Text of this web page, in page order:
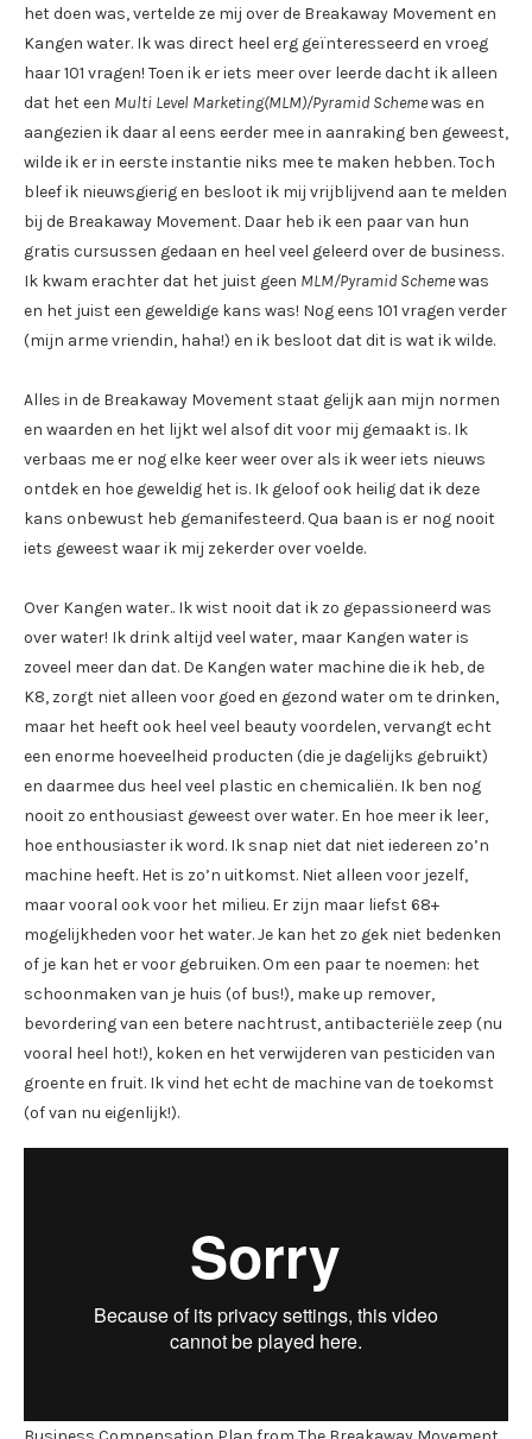
het doen was, vertelde ze mij over de Breakaway Movement en
Kangen water. Ik was direct heel erg geïnteresseerd en vroeg
haar 101 vragen! Toen ik er iets meer over leerde dacht ik alleen
dat het een Multi Level Marketing(MLM)/Pyramid Schemewas en
aangezien ik daar al eens eerder mee in aanraking ben geweest,
wilde ik er in eerste instantie niks mee te maken hebben. Toch
bleef ik nieuwsgierig en besloot ik mij vrijblijvend aan te melden
bij de Breakaway Movement. Daar heb ik een paar van hun
gratis cursussen gedaan en heel veel geleerd over de business.
Ik kwam erachter dat het juist geen MLM/Pyramid Schemewas
en het juist een geweldige kans was! Nog eens 101 vragen verder
(mijn arme vriendin, haha!) en ik besloot dat dit is wat ik wilde.
Alles in de Breakaway Movement staat gelijk aan mijn normen
en waarden en het lijkt wel alsof dit voor mij gemaakt is. Ik
verbaas me er nog elke keer weer over als ik weer iets nieuws
ontdek en hoe geweldig het is. Ik geloof ook heilig dat ik deze
kans onbewust heb gemanifesteerd. Qua baan is er nog nooit
iets geweest waar ik mij zekerder over voelde.
Over Kangen water.. Ik wist nooit dat ik zo gepassioneerd was
over water! Ik drink altijd veel water, maar Kangen water is
zoveel meer dan dat. De Kangen water machine die ik heb, de
K8, zorgt niet alleen voor goed en gezond water om te drinken,
maar het heeft ook heel veel beauty voordelen, vervangt echt
een enorme hoeveelheid producten (die je dagelijks gebruikt)
en daarmee dus heel veel plastic en chemicaliën. Ik ben nog
nooit zo enthousiast geweest over water. En hoe meer ik leer,
hoe enthousiaster ik word. Ik snap niet dat niet iedereen zo’n
machine heeft. Het is zo’n uitkomst. Niet alleen voor jezelf,
maar vooral ook voor het milieu. Er zijn maar liefst 68+
mogelijkheden voor het water. Je kan het zo gek niet bedenken
of je kan het er voor gebruiken. Om een paar te noemen: het
schoonmaken van je huis (of bus!), make up remover,
bevordering van een betere nachtrust, antibacteriële zeep (nu
vooral heel hot!), koken en het verwijderen van pesticiden van
groente en fruit. Ik vind het echt de machine van de toekomst
(of van nu eigenlijk!).